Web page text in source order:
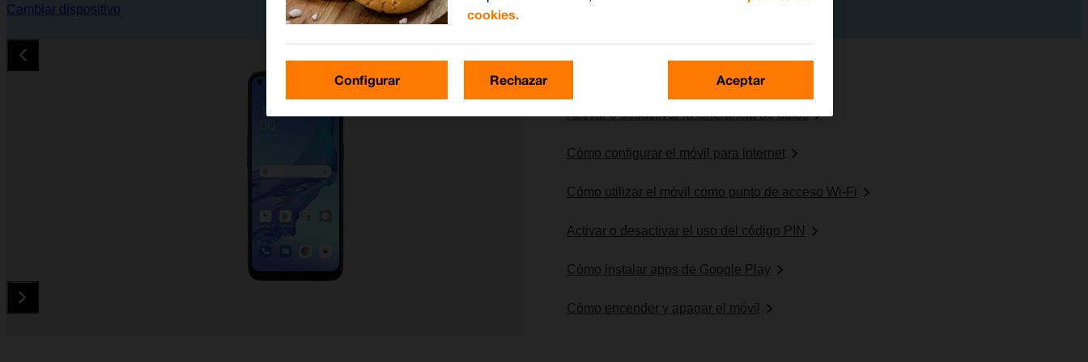
Cambiar dispositivo
Activar o desactivar la itinerancia de datos
Cómo configurar el móvil para internet
Cómo utilizar el móvil como punto de acceso Wi-Fi
Activar o desactivar el uso del código PIN
Cómo instalar apps de Google Play
Cómo encender y apagar el móvil
cookies.
Configurar Rechazar Aceptar